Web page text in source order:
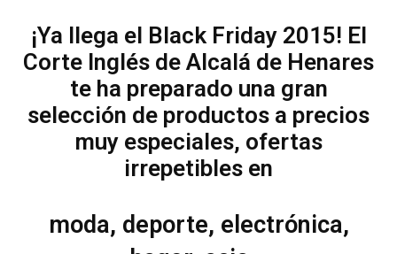
¡Ya llega el Black Friday 2015! El
Corte Inglés de Alcalá de Henares
te ha preparado una gran
selección de productos a precios
muy especiales, ofertas
irrepetibles en
moda, deporte, electrónica,